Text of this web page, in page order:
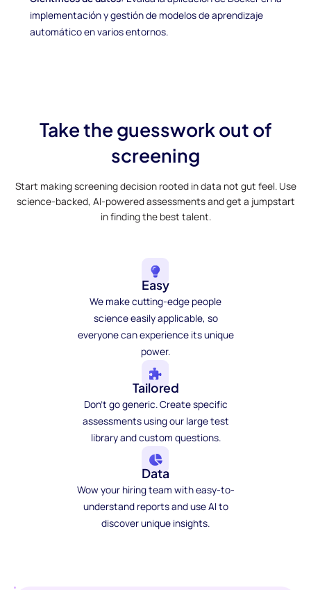
implementación y gestión de modelos de aprendizaje
automático en varios entornos.
Take the guesswork out of
screening
Start making screening decision rooted in data not gut feel. Use
science-backed, AI-powered assessments and get a jumpstart
in finding the best talent.
Easy
We make cutting-edge people
science easily applicable, so
everyone can experience its unique
power.
Tailored
Don't go generic. Create specific
assessments using our large test
library and custom questions.
Data
Wow your hiring team with easy-to-
understand reports and use AI to
discover unique insights.